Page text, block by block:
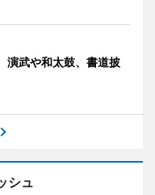
武や和太鼓、書道披
シュ